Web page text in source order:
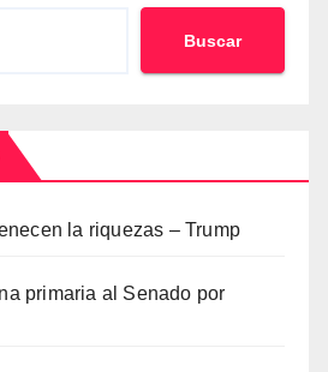
Buscar
la riquezas – Trump
primaria al Senado por